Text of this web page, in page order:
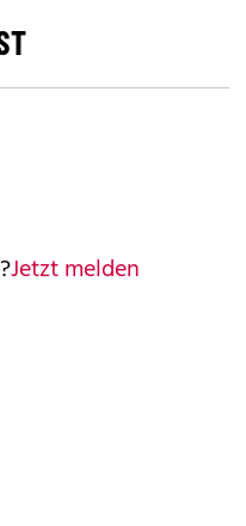
Jetzt melden